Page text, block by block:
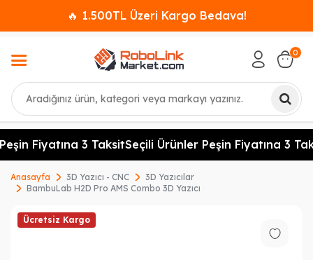
🔥 1.500TL Üzeri Kargo Bedava!
Ara
0
Fiyatına 3 TaksitSeçili Ürünler Peşin Fiyatına 3
Anasayfa 3D Yazıcı - CNC
3D Yazıcılar
BambuLab H2D Pro AMS Combo 3D Yazıcı
Ücretsiz Kargo